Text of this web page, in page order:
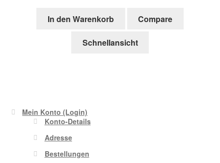
In den Warenkorb Compare
Schnellansicht
Mein Konto (Login)
Konto-Details
Adresse
Bestellungen